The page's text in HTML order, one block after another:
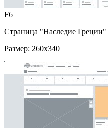
F6
Страница "Наследие Греции"
Размер: 260x340